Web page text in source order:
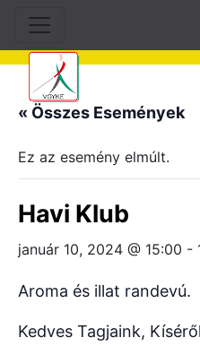
« Összes Események
Ez az esemény elmúlt.
Havi Klub
január 10, 2024 @ 15:00 -
Aroma és illat randevú.
Kedves Tagjaink,